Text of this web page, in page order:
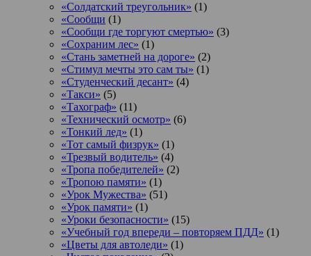
«Солдатский треугольник» (1)
«Сообщи (1)
«Сообщи где торгуют смертью» (3)
«Сохраним лес» (1)
«Стань заметней на дороге» (2)
«Стимул мечты это сам ты» (1)
«Студенческий десант» (4)
«Такси» (5)
«Тахограф» (11)
«Технический осмотр» (6)
«Тонкий лед» (1)
«Тот самый физрук» (1)
«Трезвый водитель» (4)
«Тропа победителей» (2)
«Тропою памяти» (1)
«Урок Мужества» (51)
«Урок памяти» (1)
«Уроки безопасности» (15)
«Учебный год впереди – повторяем ПДД» (1)
«Цветы для автоледи» (1)